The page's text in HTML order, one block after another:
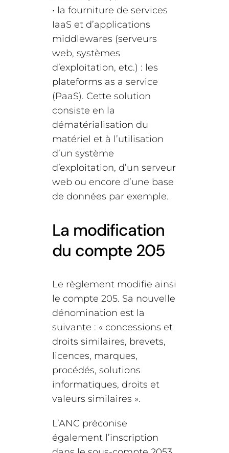
• la fourniture de services
IaaS et d’applications
middlewares (serveurs
web, systèmes
d’exploitation, etc.) : les
plateforms as a service
(PaaS). Cette solution
consiste en la
dématérialisation du
matériel et à l’utilisation
d’un système
d’exploitation, d’un serveur
web ou encore d’une base
de données par exemple.
La modification
du compte 205
Le règlement modifie ainsi
le compte 205. Sa nouvelle
dénomination est la
suivante : « concessions et
droits similaires, brevets,
licences, marques,
procédés, solutions
informatiques, droits et
valeurs similaires ».
L’ANC préconise
également l’inscription